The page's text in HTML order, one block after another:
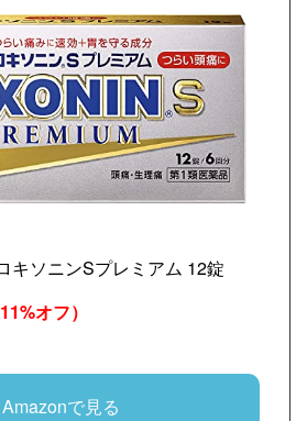
キソニンSプレミアム 12錠
11%オフ）
Amazonで見る